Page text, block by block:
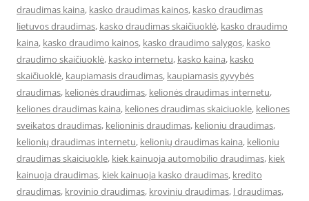
draudimas kaina, kasko draudimas kainos, kasko draudimas
lietuvos draudimas, kasko draudimas skaičiuoklė, kasko draudimo
kaina, kasko draudimo kainos, kasko draudimo salygos, kasko
draudimo skaičiuoklė, kasko internetu, kasko kaina, kasko
skaičiuoklė, kaupiamasis draudimas, kaupiamasis gyvybės
draudimas, kelionės draudimas, kelionės draudimas internetu,
keliones draudimas kaina, keliones draudimas skaiciuokle, keliones
sveikatos draudimas, kelioninis draudimas, kelioniu draudimas,
kelionių draudimas internetu, kelionių draudimas kaina, kelioniu
draudimas skaiciuokle, kiek kainuoja automobilio draudimas, kiek
kainuoja draudimas, kiek kainuoja kasko draudimas, kredito
draudimas, krovinio draudimas, kroviniu draudimas, l draudimas,